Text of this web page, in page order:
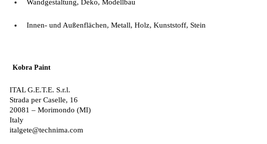
Wandgestaltung, Deko, Modellbau
Innen- und Außenflächen, Metall, Holz, Kunststoff, Stein
Kobra Paint
ITAL G.E.T.E. S.r.l.
Strada per Caselle, 16
20081 – Morimondo (MI)
Italy
italgete@technima.com